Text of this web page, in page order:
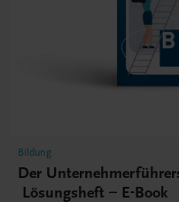
Bildung
Der
Lösungsheft – E-Book